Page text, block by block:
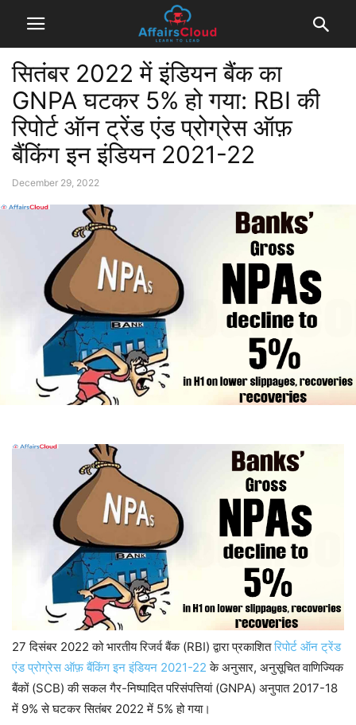
सितंबर 2022 में इंडियन बैंक का
GNPA घटकर 5% हो गया: RBI की
रिपोर्ट ऑन ट्रेंड एंड प्रोग्रेस ऑफ़
बैंकिंग इन इंडियन 2021-22
December 29, 2022
27 दिसंबर 2022 को भारतीय रिजर्व बैंक (RBI) द्वारा प्रकाशितरिपोर्ट ऑन ट्रेंड
एंड प्रोग्रेस ऑफ़ बैंकिंग इन इंडियन 2021-22 के अनुसार, अनुसूचित वाणिज्यिक
बैंकों (SCB) की सकल गैर-निष्पादित परिसंपत्तियां (GNPA) अनुपात 2017-18
में 9% से घटकर सितंबर 2022 में 5% हो गया।